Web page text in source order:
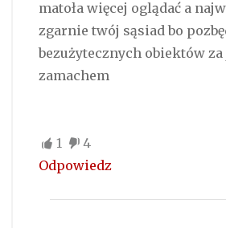
matoła więcej oglądać a
zgarnie twój sąsiad bo
bezużytecznych obiektów
zamachem
1
4
Odpowiedz